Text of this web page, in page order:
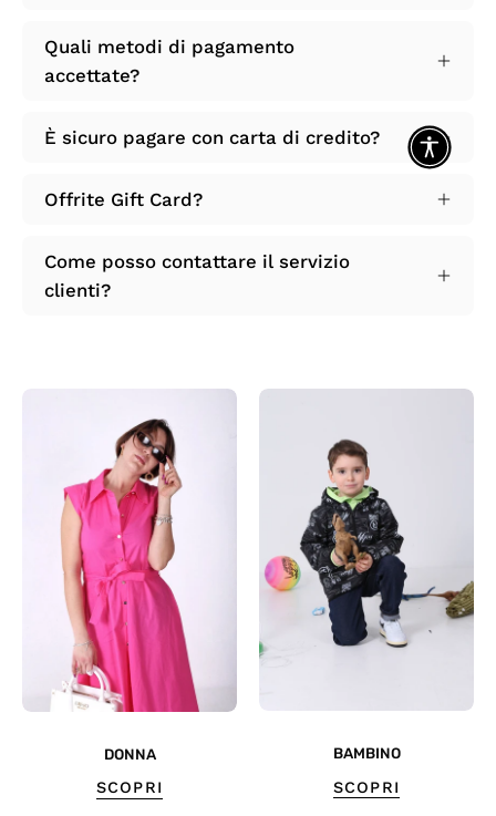
Quali metodi di pagamento
accettate?
È sicuro pagare con carta di credito?
Offrite Gift Card?
Come posso contattare il servizio
clienti?
DONNA
SCOPRI
BAMBINO
SCOPRI